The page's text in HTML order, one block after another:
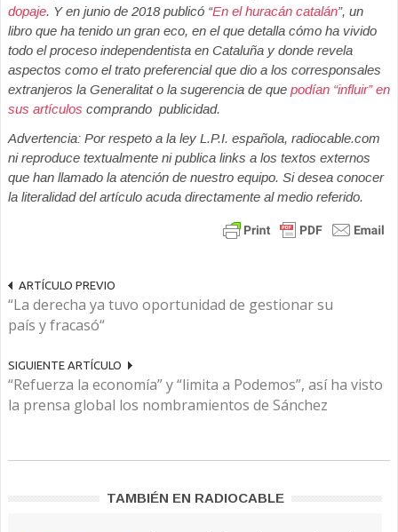
dopaje. Y en junio de 2018 publicó “En el huracán catalán”, un
libro que ha tenido un gran eco, en el que detalla cómo ha vivido
todo el proceso independentista en Cataluña y donde revela
aspectos como el trato preferencial que dio a los corresponsales
extranjeros la Generalitat o la sugerencia de que podían “influir” en
sus artículos comprando publicidad.
Advertencia: Por respeto a la ley L.P.I. española, radiocable.com
ni reproduce textualmente ni publica links a los textos externos
que han llamado la atención de nuestro equipo. Si desea conocer
la literalidad del artículo acuda directamente al medio referido.
ARTÍCULO PREVIO
“La derecha ya tuvo oportunidad de gestionar su
país y fracasó“
SIGUIENTE ARTÍCULO
“Refuerza la economía” y “limita a Podemos”, así ha visto
la prensa global los nombramientos de Sánchez
TAMBIÉN EN RADIOCABLE